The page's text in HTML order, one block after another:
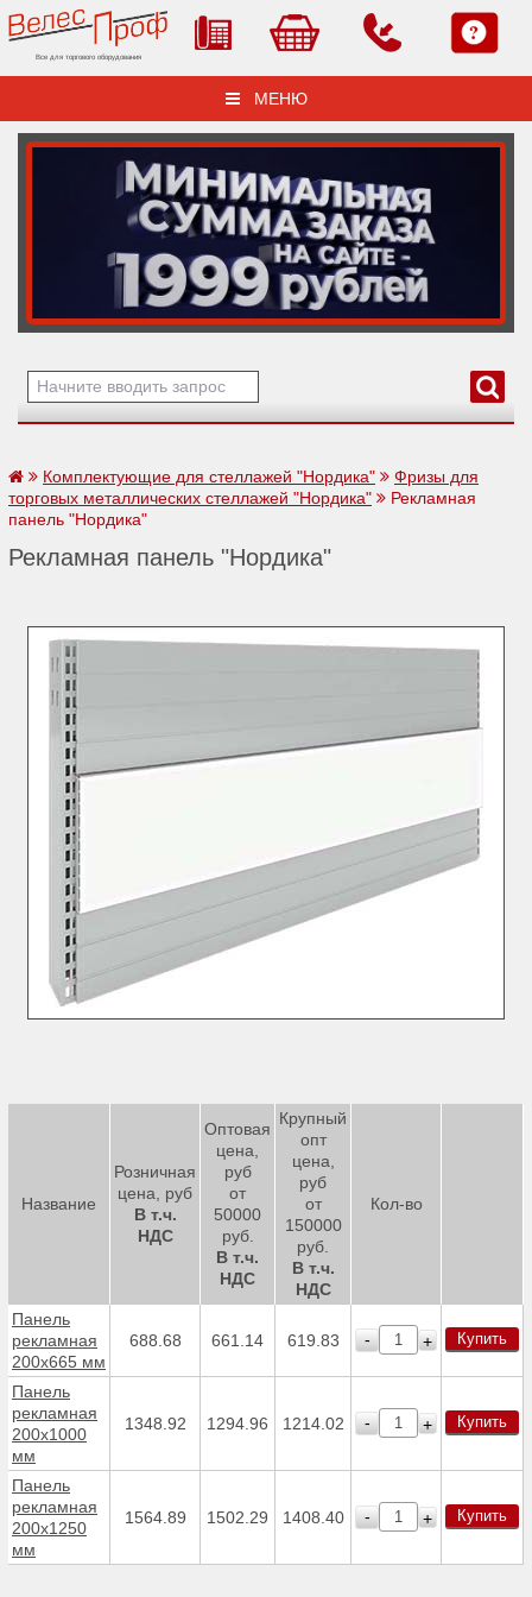
Все для торгового оборудования
МЕНЮ
Комплектующие для стеллажей "Нордика"
Фризы для
торговых металлических стеллажей "Нордика"
Рекламная
панель "Нордика"
Рекламная панель "Нордика"
Название
Розничная
цена, руб
В т.ч.
НДС
Оптовая
цена,
руб
от
50000
руб.
В т.ч.
НДС
Крупный
опт
цена,
руб
от
150000
руб.
В т.ч.
НДС
Кол-во
Панель
рекламная
200х665 мм
688.68 661.14 619.83 - + Купить
Панель
рекламная
200х1000
мм
1348.92 1294.96 1214.02 - + Купить
Панель
рекламная
200х1250
мм
1564.89 1502.29 1408.40 - + Купить